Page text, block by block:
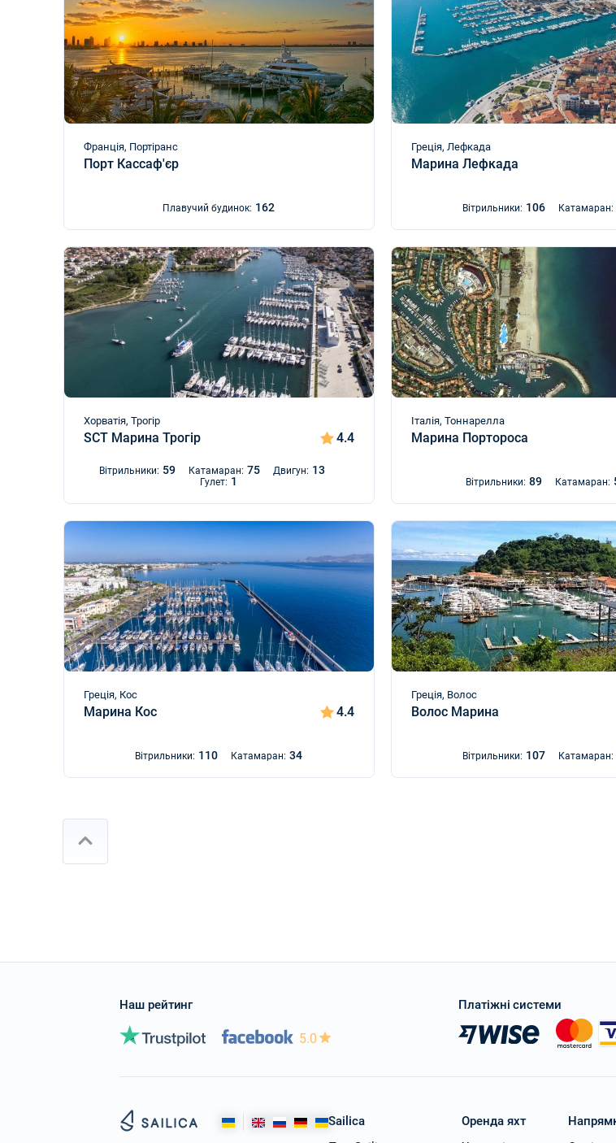
Франція, Портіранс
Порт Кассаф'єр
Плавучий будинок: 162
Греція, Лефкада
Марина Лефкада
Вітрильники: 106 Катамаран:
Хорватія, Трогір
SCT Марина Трогір 4.4
Вітрильники: 59 Катамаран: 75 Двигун: 13
Гулет: 1
Італія, Тоннарелла
Марина Портороса
Вітрильники: 89 Катамаран:
Греція, Кос
Марина Кос 4.4
Вітрильники: 110 Катамаран: 34
Греція, Волос
Волос Марина
Вітрильники: 107 Катамаран:
Наш рейтинг
5.0
Платіжні системи
Sailica
Оренда яхт